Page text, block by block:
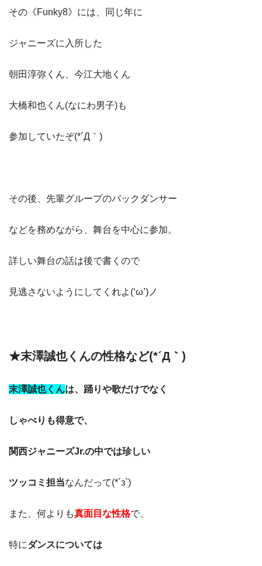
その《Funky8》には、同じ年に
ジャニーズに入所した
朝田淳弥くん、今江大地くん
大橋和也くん(なにわ男子)も
参加していたぞ(*´Д｀)
その後、先輩グループのバックダンサー
などを務めながら、舞台を中心に参加。
詳しい舞台の話は後で書くので
見逃さないようにしてくれよ(‘ω’)ノ
★末澤誠也くんの性格など(*´Д｀)
末澤誠也くんは、踊りや歌だけでなく
しゃべりも得意で、
関西ジャニーズJr.の中では珍しい
ツッコミ担当なんだって(*´з`)
また、何よりも真面目な性格で、
特にダンスについては